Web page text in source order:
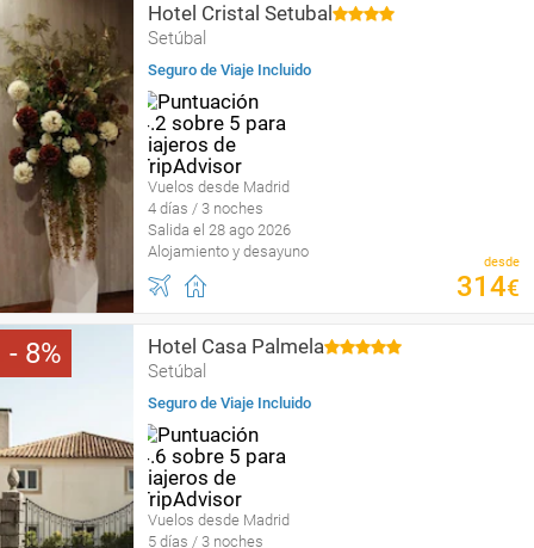
Hotel Cristal Setubal
Setúbal
Seguro de Viaje Incluido
Vuelos desde Madrid
4 días / 3 noches
Salida el 28 ago 2026
Alojamiento y desayuno
desde
314€
8 Hotel Casa Palmela
Setúbal
Seguro de Viaje Incluido
Vuelos desde Madrid
5 días / 3 noches